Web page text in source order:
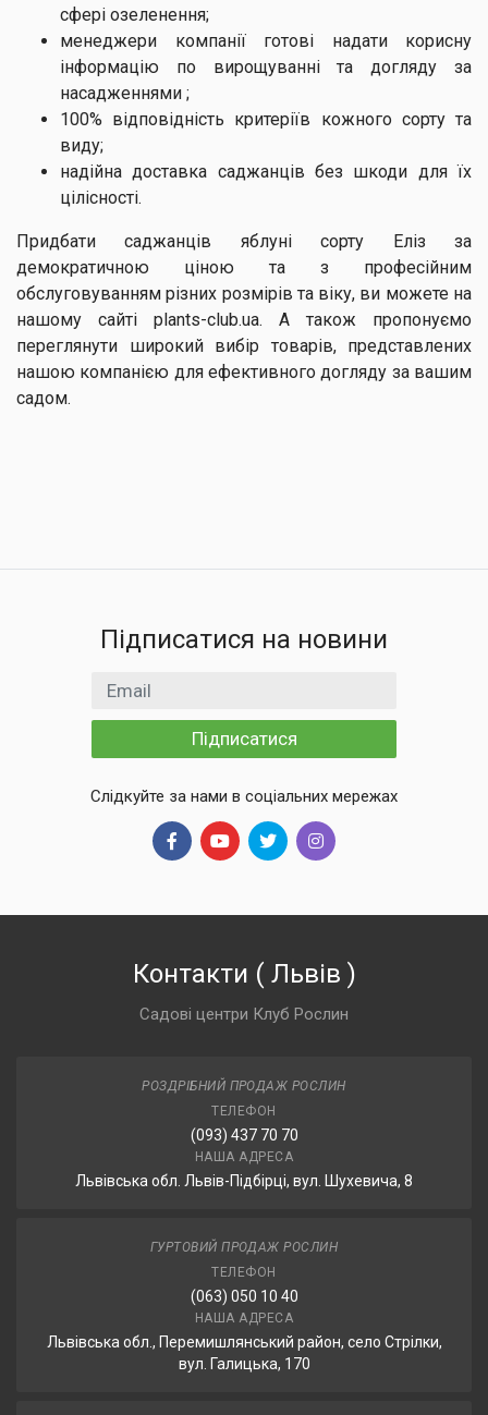
сфері озеленення;
менеджери компанії готові надати корисну
інформацію по вирощуванні та догляду за
насадженнями ;
100% відповідність критеріїв кожного сорту та
виду;
надійна доставка саджанців без шкоди для їх
цілісності.
Придбати саджанців яблуні сорту Еліз за
демократичною ціною та з професійним
обслуговуванням різних розмірів та віку, ви можете на
нашому сайті plants-club.ua. А також пропонуємо
переглянути широкий вибір товарів, представлених
нашою компанією для ефективного догляду за вашим
садом.
Підписатися на новини
Email
Підписатися
Слідкуйте за нами в соціальних мережах
Контакти ( Львів )
Садові центри Клуб Рослин
РОЗДРІБНИЙ ПРОДАЖ РОСЛИН
ТЕЛЕФОН
(093) 437 70 70
НАША АДРЕСА
Львівська обл. Львів-Підбірці, вул. Шухевича, 8
ГУРТОВИЙ ПРОДАЖ РОСЛИН
ТЕЛЕФОН
(063) 050 10 40
НАША АДРЕСА
Львівська обл., Перемишлянський район, село Стрілки,
вул. Галицька, 170